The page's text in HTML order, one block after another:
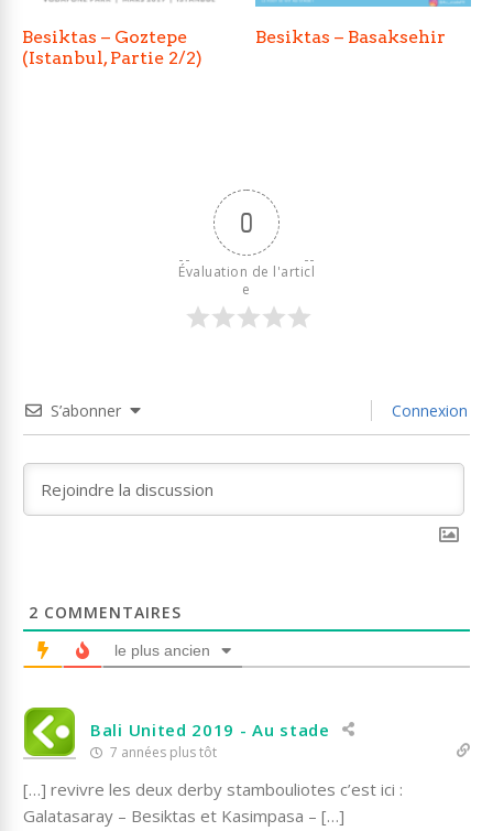
Besiktas – Goztepe
(Istanbul, Partie 2/2)
Besiktas – Basaksehir
0
Évaluation de l'articl
e
S’abonner Connexion
2 COMMENTAIRES
le plus ancien
Bali United 2019 - Au stade
7 années plus tôt
[…] revivre les deux derby stambouliotes c’est ici :
Galatasaray – Besiktas et Kasimpasa – […]